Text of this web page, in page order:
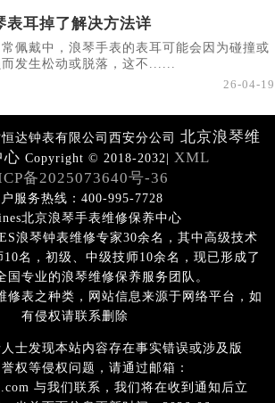
表耳掉了解决方法详
佩戴中，浪琴手表的表耳可能会因为碰撞或
发生松动或脱落，这不......
26-04-19
达钟表有限公司西安分公司 北京浪琴维
心 Copyright © 2018-2032| XML
备2025073640号-36
服务热线：400-995-7728
北京浪琴手表维修保养中心
浪琴钟表维修专家30余名，其中高级技术
10名，初级、中级技师10余名，现已形成了
国专业的浪琴维修保养服务团队。
修表之种类，网站信息来源于网络平台，如
有侵权请联系删除
士发现本站内容存在事实错误或涉及版
权等侵权问题，请通过邮箱：
与我们联系，我们将在收到通知后立